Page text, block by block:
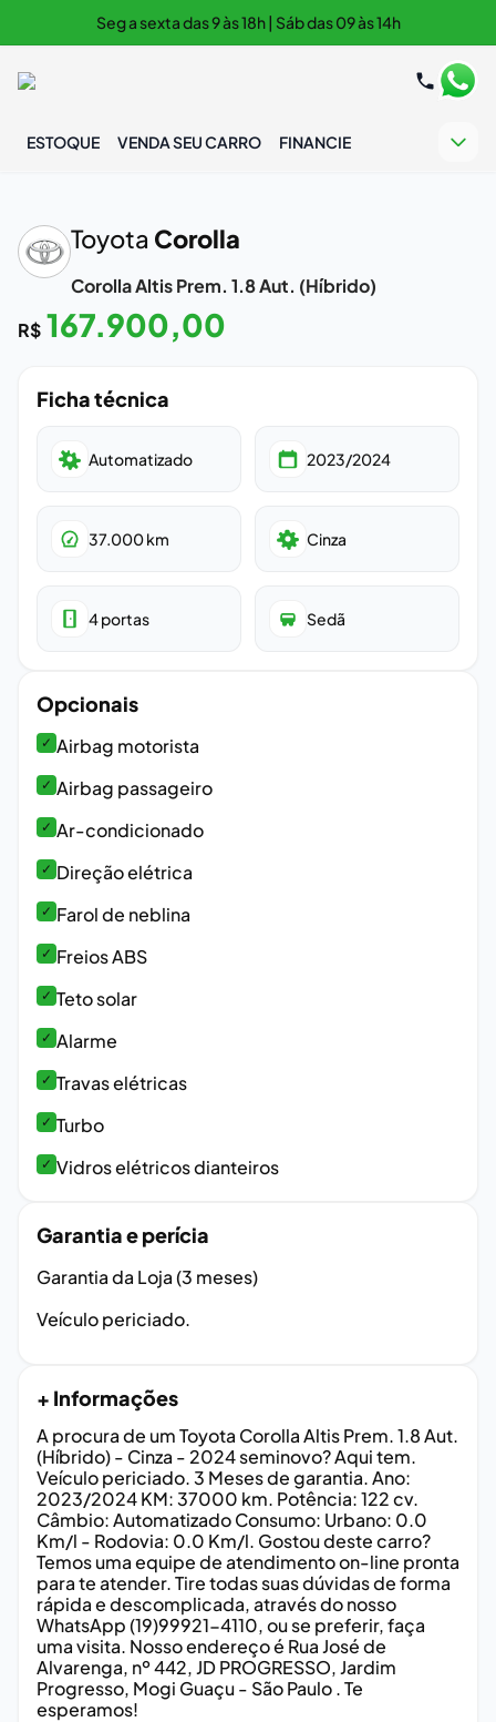
Seg a sexta das 9 às 18h | Sáb das 09 às 14h
ESTOQUE VENDA SEU CARRO FINANCIE
Toyota Corolla
Corolla Altis Prem. 1.8 Aut. (Híbrido)
R$ 167.900,00
Ficha técnica
Automatizado 2023/2024
37.000km Cinza
4portas Sedã
Opcionais
✓ Airbag motorista
✓ Airbag passageiro
✓ Ar-condicionado
✓ Direção elétrica
✓ Farol de neblina
✓ Freios ABS
✓ Teto solar
✓ Alarme
✓ Travas elétricas
✓ Turbo
✓ Vidros elétricos dianteiros
Garantia e perícia
Garantia da Loja (3 meses)
Veículo periciado.
+ Informações
A procura de um Toyota Corolla Altis Prem. 1.8 Aut.
(Híbrido) - Cinza - 2024 seminovo? Aqui tem.
Veículo periciado. 3 Meses de garantia. Ano:
2023/2024 KM: 37000 km. Potência: 122 cv.
Câmbio: Automatizado Consumo: Urbano: 0.0
Km/l - Rodovia: 0.0 Km/l. Gostou deste carro?
Temos uma equipe de atendimento on-line pronta
para te atender. Tire todas suas dúvidas de forma
rápida e descomplicada, através do nosso
WhatsApp (19)99921-4110, ou se preferir, faça
uma visita. Nosso endereço é Rua José de
Alvarenga, nº 442, JD PROGRESSO, Jardim
Progresso, Mogi Guaçu - São Paulo . Te
esperamos!